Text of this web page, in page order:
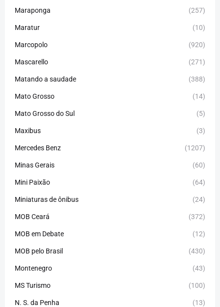
Maraponga (257)
Maratur (10)
Marcopolo (920)
Mascarello (271)
Matando a saudade (388)
Mato Grosso (14)
Mato Grosso do Sul (5)
Maxibus (3)
Mercedes Benz (1207)
Minas Gerais (60)
Mini Paixão (64)
Miniaturas de ônibus (24)
MOB Ceará (372)
MOB em Debate (12)
MOB pelo Brasil (430)
Montenegro (43)
MS Turismo (100)
N. S. da Penha (13)